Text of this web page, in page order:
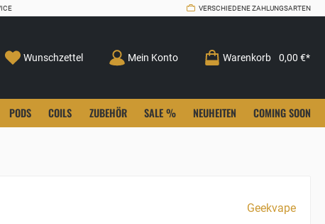
VERSCHIEDENE ZAHLUNGSARTEN
Wunschzettel Mein Konto Warenkorb 0,00 €*
PODS COILS ZUBEHÖR SALE % NEUHEITEN COMING SOON
Geekvape